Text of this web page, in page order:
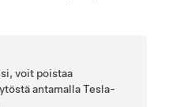
voit poistaa
antamalla Tesla-